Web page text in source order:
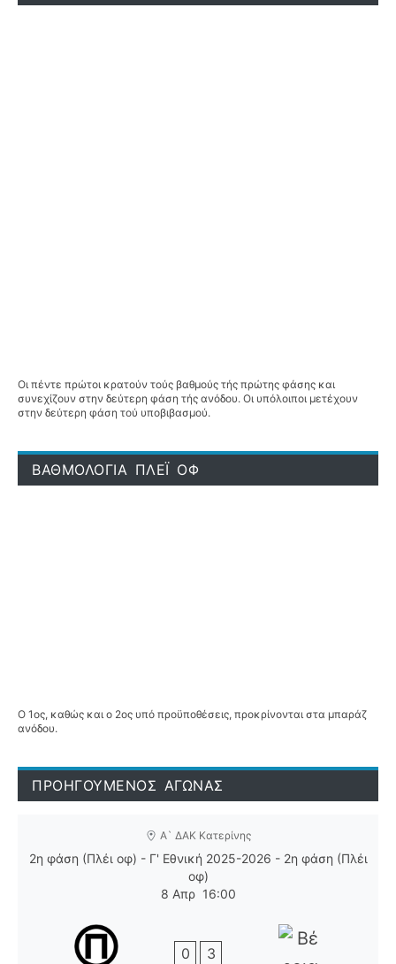
Οι πέντε πρώτοι κρατούν τούς βαθμούς τής πρώτης φάσης και
συνεχίζουν στην δεύτερη φάση τής ανόδου. Οι υπόλοιποι μετέχουν
στην δεύτερη φάση τού υποβιβασμού.
ΒΑΘΜΟΛΟΓΙΑ ΠΛΕΪ ΟΦ
Ο 1ος, καθώς και ο 2ος υπό προϋποθέσεις, προκρίνονται στα μπαράζ
ανόδου.
ΠΡΟΗΓΟΥΜΕΝΟΣ ΑΓΩΝΑΣ
Α` ΔΑΚ Κατερίνης
2η φάση (Πλέι οφ) - Γ' Εθνική 2025-2026 - 2η φάση (Πλέι
οφ)
8 Απρ 16:00
0 3